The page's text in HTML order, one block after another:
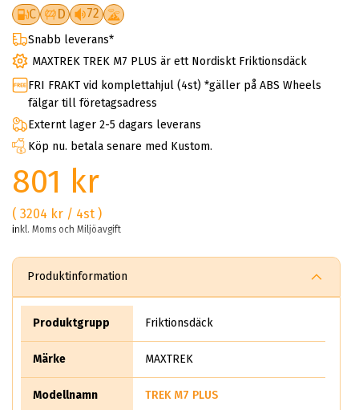
C D 72
Snabb leverans*
MAXTREK TREK M7 PLUS är ett Nordiskt Friktionsdäck
FRI FRAKT vid komplettahjul (4st) *gäller på ABS Wheels
fälgar till företagsadress
Externt lager 2-5 dagars leverans
Köp nu. betala senare med Kustom.
801 kr
( 3204 kr / 4st )
inkl. Moms och Miljöavgift
Produktinformation
Produktgrupp Friktionsdäck
Märke MAXTREK
Modellnamn TREK M7 PLUS